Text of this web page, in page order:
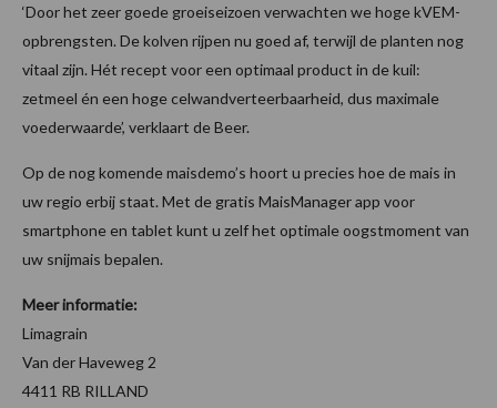
‘Door het zeer goede groeiseizoen verwachten we hoge kVEM-
opbrengsten. De kolven rijpen nu goed af, terwijl de planten nog
vitaal zijn. Hét recept voor een optimaal product in de kuil:
zetmeel én een hoge celwandverteerbaarheid, dus maximale
voederwaarde’, verklaart de Beer.
Op de nog komende maisdemo’s hoort u precies hoe de mais in
uw regio erbij staat. Met de gratis MaisManager app voor
smartphone en tablet kunt u zelf het optimale oogstmoment van
uw snijmais bepalen.
Meer informatie:
Limagrain
Van der Haveweg 2
4411 RB RILLAND